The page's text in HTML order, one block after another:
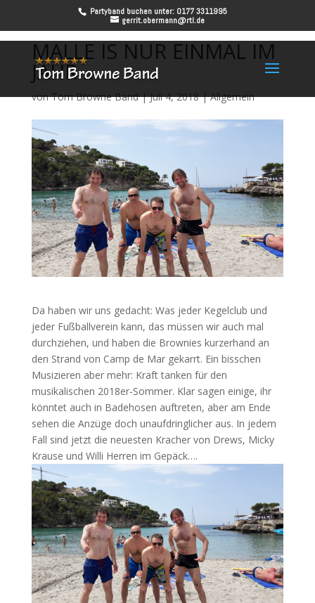
Partyband buchen unter: 0177 3311995
gerrit.obermann@rtl.de
MALLE IS NUR EINMAL IM
JAHR…
vonTom Browne Band|Juli 4, 2018|Allgemein
Da haben wir uns gedacht: Was jeder Kegelclub und
jeder Fußballverein kann, das müssen wir auch mal
durchziehen, und haben die Brownies kurzerhand an
den Strand von Camp de Mar gekarrt. Ein bisschen
Musizieren aber mehr: Kraft tanken für den
musikalischen 2018er-Sommer. Klar sagen einige, ihr
könntet auch in Badehosen auftreten, aber am Ende
sehen die Anzüge doch unaufdringlicher aus. In jedem
Fall sind jetzt die neuesten Kracher von Drews, Micky
Krause und Willi Herren im Gepäck….